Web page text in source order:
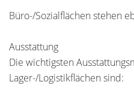
Büro-/Sozialflächen stehen
Ausstattung
Die wichtigsten
Lager-/Logistikflächen sind: